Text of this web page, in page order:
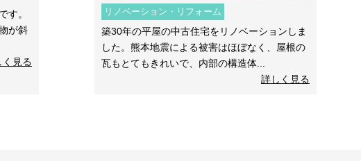
す。
が斜
く見る
リノベーション・リフォーム
築30年の平屋の中古住宅をリノベーションしま
した。熊本地震による被害はほぼなく、屋根の
瓦もとてもきれいで、内部の構造体...
詳しく見る